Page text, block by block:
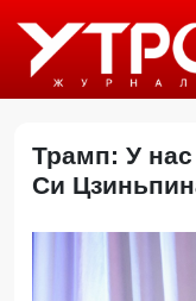
Трамп: У
Си